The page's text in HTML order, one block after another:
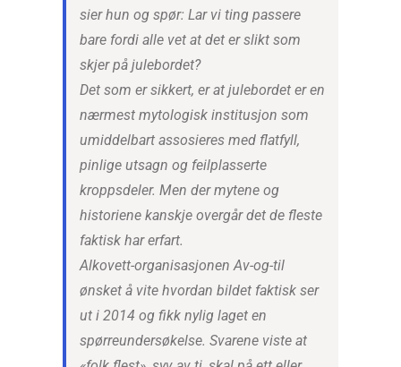
sier hun og spør: Lar vi ting passere
bare fordi alle vet at det er slikt som
skjer på julebordet?
Det som er sikkert, er at julebordet er en
nærmest mytologisk institusjon som
umiddelbart assosieres med flatfyll,
pinlige utsagn og feilplasserte
kroppsdeler. Men der mytene og
historiene kanskje overgår det de fleste
faktisk har erfart.
Alkovett-organisasjonen Av-og-til
ønsket å vite hvordan bildet faktisk ser
ut i 2014 og fikk nylig laget en
spørreundersøkelse. Svarene viste at